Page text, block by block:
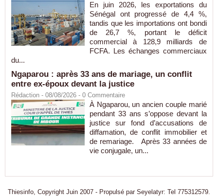
En juin 2026, les exportations du
Sénégal ont progressé de 4,4 %,
tandis que les importations ont bondi
de 26,7 %, portant le déficit
commercial à 128,9 milliards de
FCFA. Les échanges commerciaux
du...
Ngaparou : après 33 ans de mariage, un conflit
entre ex-époux devant la justice
Rédaction - 08/08/2026 - 0 Commentaire
À Ngaparou, un ancien couple marié
pendant 33 ans s’oppose devant la
justice sur fond d’accusations de
diffamation, de conflit immobilier et
de remariage. Après 33 années de
vie conjugale, un...
Thiesinfo, Copyright Juin 2007 - Propulsé par Seyelatyr: Tel 775312579.